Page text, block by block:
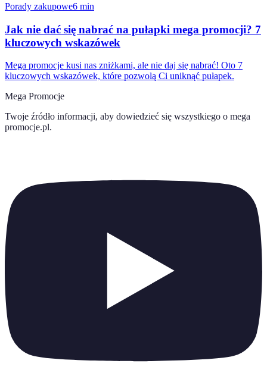
Porady zakupowe6 min
Jak nie dać się nabrać na pułapki mega promocji? 7
kluczowych wskazówek
Mega promocje kusi nas zniżkami, ale nie daj się nabrać! Oto 7
kluczowych wskazówek, które pozwolą Ci uniknąć pułapek.
Mega Promocje
Twoje źródło informacji, aby dowiedzieć się wszystkiego o mega
promocje.pl.